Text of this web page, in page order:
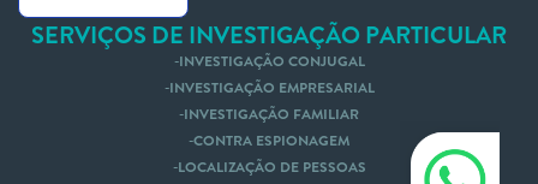
SERVIÇOS DE INVESTIGAÇÃO PARTICULAR
INVESTIGAÇÃO CONJUGAL
INVESTIGAÇÃO EMPRESARIAL
INVESTIGAÇÃO FAMILIAR
CONTRA ESPIONAGEM
LOCALIZAÇÃO DE PESSOAS